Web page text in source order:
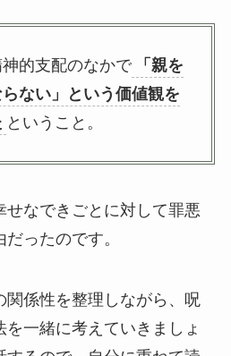
的支配のなかで
「親を
ない」という価値観を
ということ。
せなできごとに対して罪悪
ったのです。
関係性を整理しながら、呪
一緒に考えていきましょ